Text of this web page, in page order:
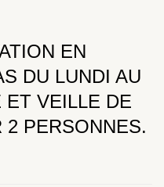
EN
DU LUNDI AU
VEILLE DE
PERSONNES.